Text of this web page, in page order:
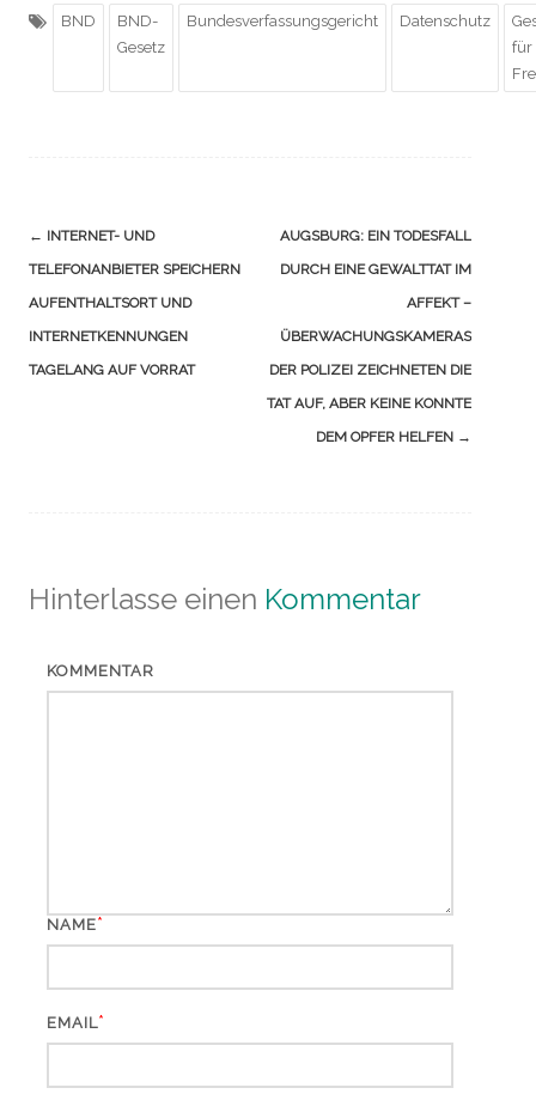
BND
BND-
Gesetz
Bundesverfassungsgericht Datenschutz
für
Navigation
(Beiträge)
← INTERNET- UND
TELEFONANBIETER SPEICHERN
AUFENTHALTSORT UND
INTERNETKENNUNGEN
TAGELANG AUF VORRAT
AUGSBURG: EIN TODESFALL
DURCH EINE GEWALTTAT IM
AFFEKT –
ÜBERWACHUNGSKAMERAS
DER POLIZEI ZEICHNETEN DIE
TAT AUF, ABER KEINE KONNTE
DEM OPFER HELFEN →
Hinterlasse einen Kommentar
KOMMENTAR
NAME*
EMAIL*